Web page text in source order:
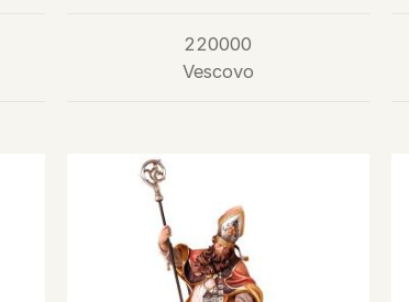
220000
Vescovo